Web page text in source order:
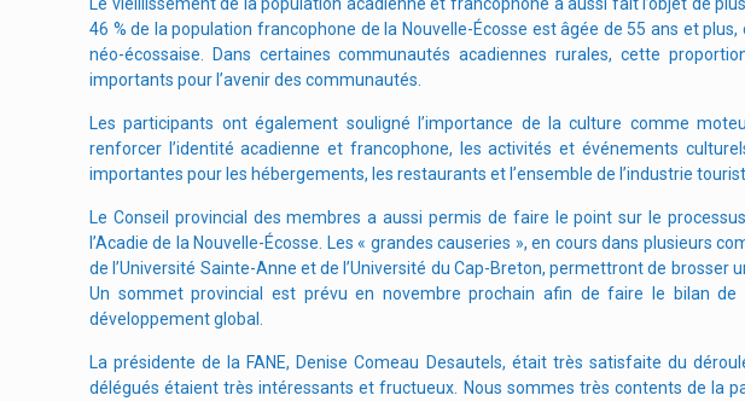
46 % de la population francophone de la Nouvelle-Écosse est âgée de 55 ans et
néo-écossaise. Dans certaines communautés acadiennes rurales, cette
importants pour l’avenir des communautés.
Les participants ont également souligné l’importance de la culture comme
renforcer l’identité acadienne et francophone, les activités et événements
importantes pour les hébergements, les restaurants et l’ensemble de l’industrie
Le Conseil provincial des membres a aussi permis de faire le point sur le
l’Acadie de la Nouvelle-Écosse. Les « grandes causeries », en cours dans plusieurs
de l’Université Sainte-Anne et de l’Université du Cap-Breton, permettront de
Un sommet provincial est prévu en novembre prochain afin de faire le bilan
développement global.
La présidente de la FANE, Denise Comeau Desautels, était très satisfaite du
délégués étaient très intéressants et fructueux. Nous sommes très contents de la